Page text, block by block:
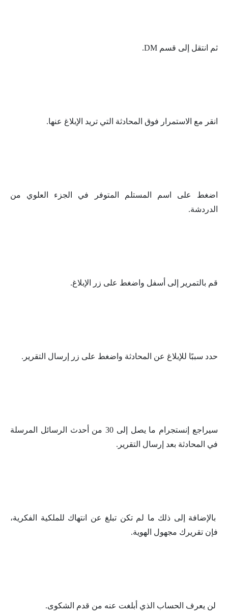
ثم انتقل إلى قسم DM.
انقر مع الاستمرار فوق المحادثة التي تريد الإبلاغ عنها.
اضغط على اسم المستلم المتوفر في الجزء العلوي من
الدردشة.
قم بالتمرير إلى أسفل واضغط على زر الإبلاغ.
حدد سببًا للإبلاغ عن المحادثة واضغط على زر إرسال التقرير.
سيراجع إنستجرام ما يصل إلى 30 من أحدث الرسائل المرسلة
في المحادثة بعد إرسال التقرير.
بالإضافة إلى ذلك ما لم تكن تبلغ عن انتهاك للملكية الفكرية،
فإن تقريرك مجهول الهوية.
لن يعرف الحساب الذي أبلغت عنه من قدم الشكوى.